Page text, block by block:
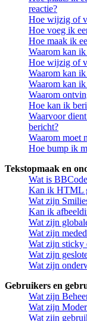
reactie?
Hoe wijzig of
Hoe voeg ik
Hoe maak ik
Waarom kan
Hoe wijzig of
Waarom kan
Waarom kan
Waarom
Hoe kan ik
Waarvoor
bericht?
Waarom moet
Hoe bump ik
Tekstopmaak en
Wat is
Kan ik HTML
Wat zijn
Kan ik
Wat zijn
Wat zijn
Wat zijn sticky
Wat zijn
Wat zijn
Gebruikers en
Wat zijn
Wat zijn
Wat zijn